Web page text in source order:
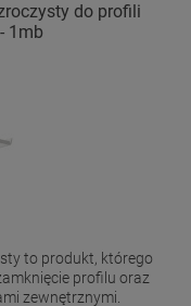
do profili
1mb
to produkt, którego
profilu oraz
zewnętrznymi.